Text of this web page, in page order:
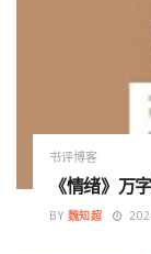
书评博客
《情绪》万
BY 魏知超